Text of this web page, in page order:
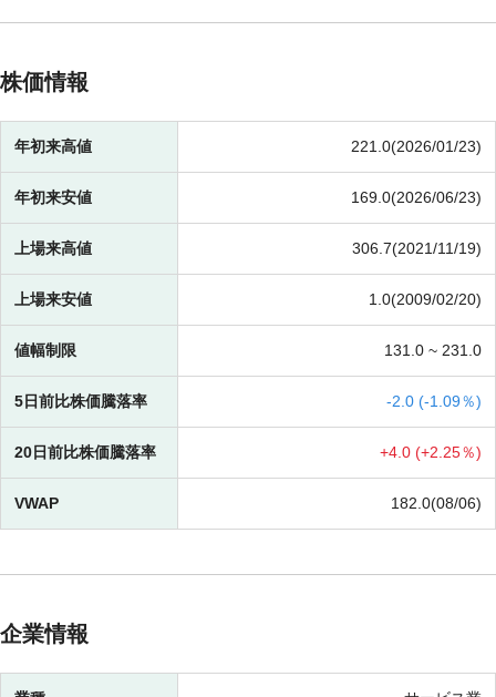
株価情報
年初来高値 221.0(2026/01/23)
年初来安値 169.0(2026/06/23)
上場来高値 306.7(2021/11/19)
上場来安値 1.0(2009/02/20)
値幅制限 131.0 ~ 231.0
5日前比株価騰落率 -2.0 (-1.09％)
20日前比株価騰落率 +4.0 (+2.25％)
VWAP 182.0(08/06)
企業情報